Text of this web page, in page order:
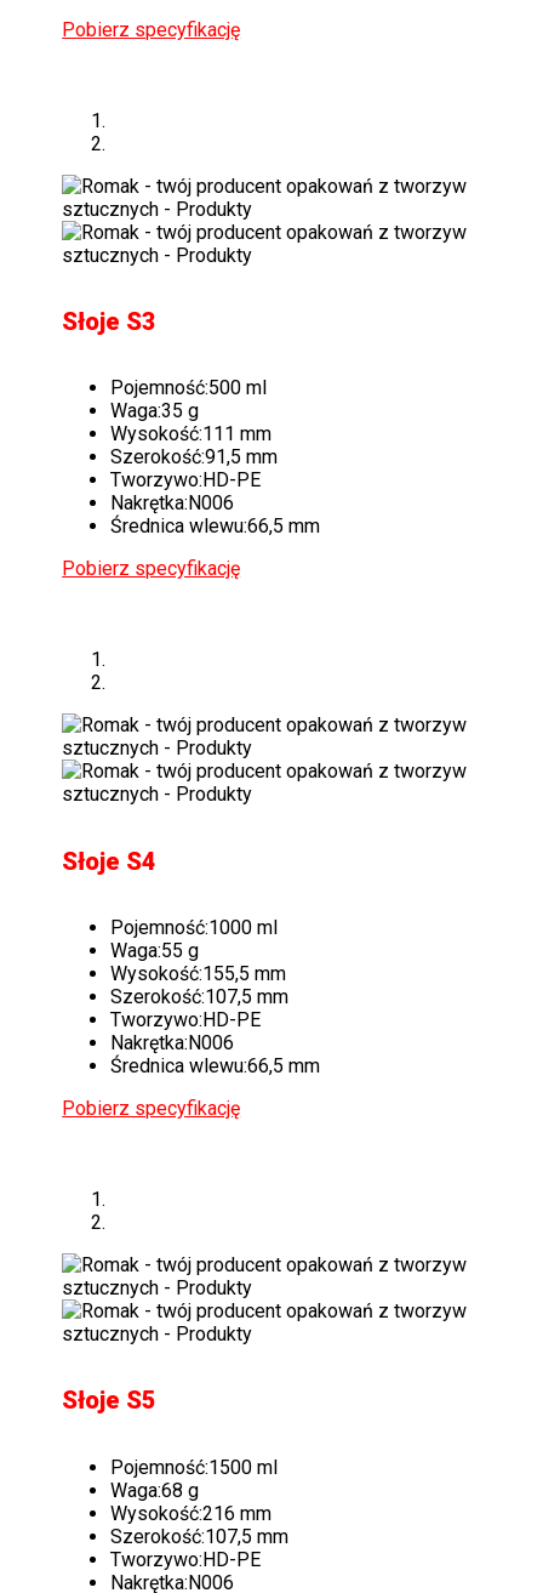
Pobierz specyfikację
Słoje S3
Pojemność:500 ml
Waga:35 g
Wysokość:111 mm
Szerokość:91,5 mm
Tworzywo: HD-PE
Nakrętka: N006
Średnica wlewu:66,5 mm
Pobierz specyfikację
Słoje S4
Pojemność:1000 ml
Waga:55 g
Wysokość:155,5 mm
Szerokość:107,5 mm
Tworzywo:HD-PE
Nakrętka:N006
Średnica wlewu:66,5 mm
Pobierz specyfikację
Słoje S5
Pojemność:1500 ml
Waga:68 g
Wysokość:216 mm
Szerokość:107,5 mm
Tworzywo:HD-PE
Nakrętka:N006